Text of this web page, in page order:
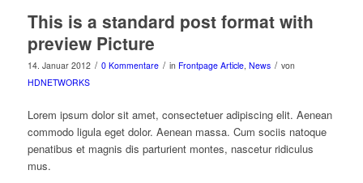
This is a standard post format with
preview Picture
14. Januar 2012 / 0 Kommentare / in Frontpage Article, News / von
HDNETWORKS
Lorem ipsum dolor sit amet, consectetuer adipiscing elit. Aenean
commodo ligula eget dolor. Aenean massa. Cum sociis natoque
penatibus et magnis dis parturient montes, nascetur ridiculus
mus.